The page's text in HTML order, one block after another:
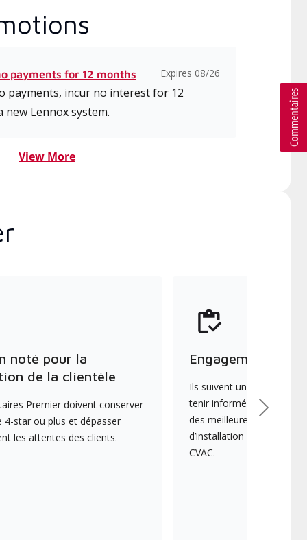
payments for 12 months Expires 08/26
payments, incur no interest for 12
Lennox system.
View More
noté pour la
de la clientèle
Premier doivent conserver
4-star ou plus et dépasser
les attentes des clients.
Engagement
Ils suivent une formation
tenir informés des
des meilleures pratiques
d’installation et
CVAC.
Suivant